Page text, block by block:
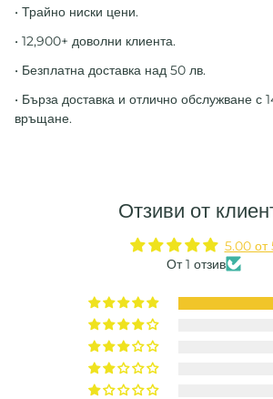
• Трайно ниски цени.
• 12,900+ доволни клиента.
• Безплатна доставка над 50 лв.
• Бърза доставка и отлично обслужване с
връщане.
Отзиви от
5.00 от
От 1 отзив